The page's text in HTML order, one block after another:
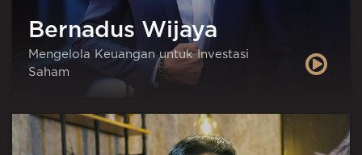
Bernadus Wijaya
Mengelola Keuangan untuk Investasi
Saham